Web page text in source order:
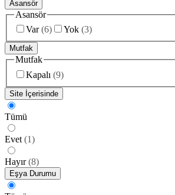
Asansör
Asansör
Var (6) Yok (3)
Mutfak
Mutfak
Kapalı (9)
Site İçerisinde
Tümü
Evet (1)
Hayır (8)
Eşya Durumu